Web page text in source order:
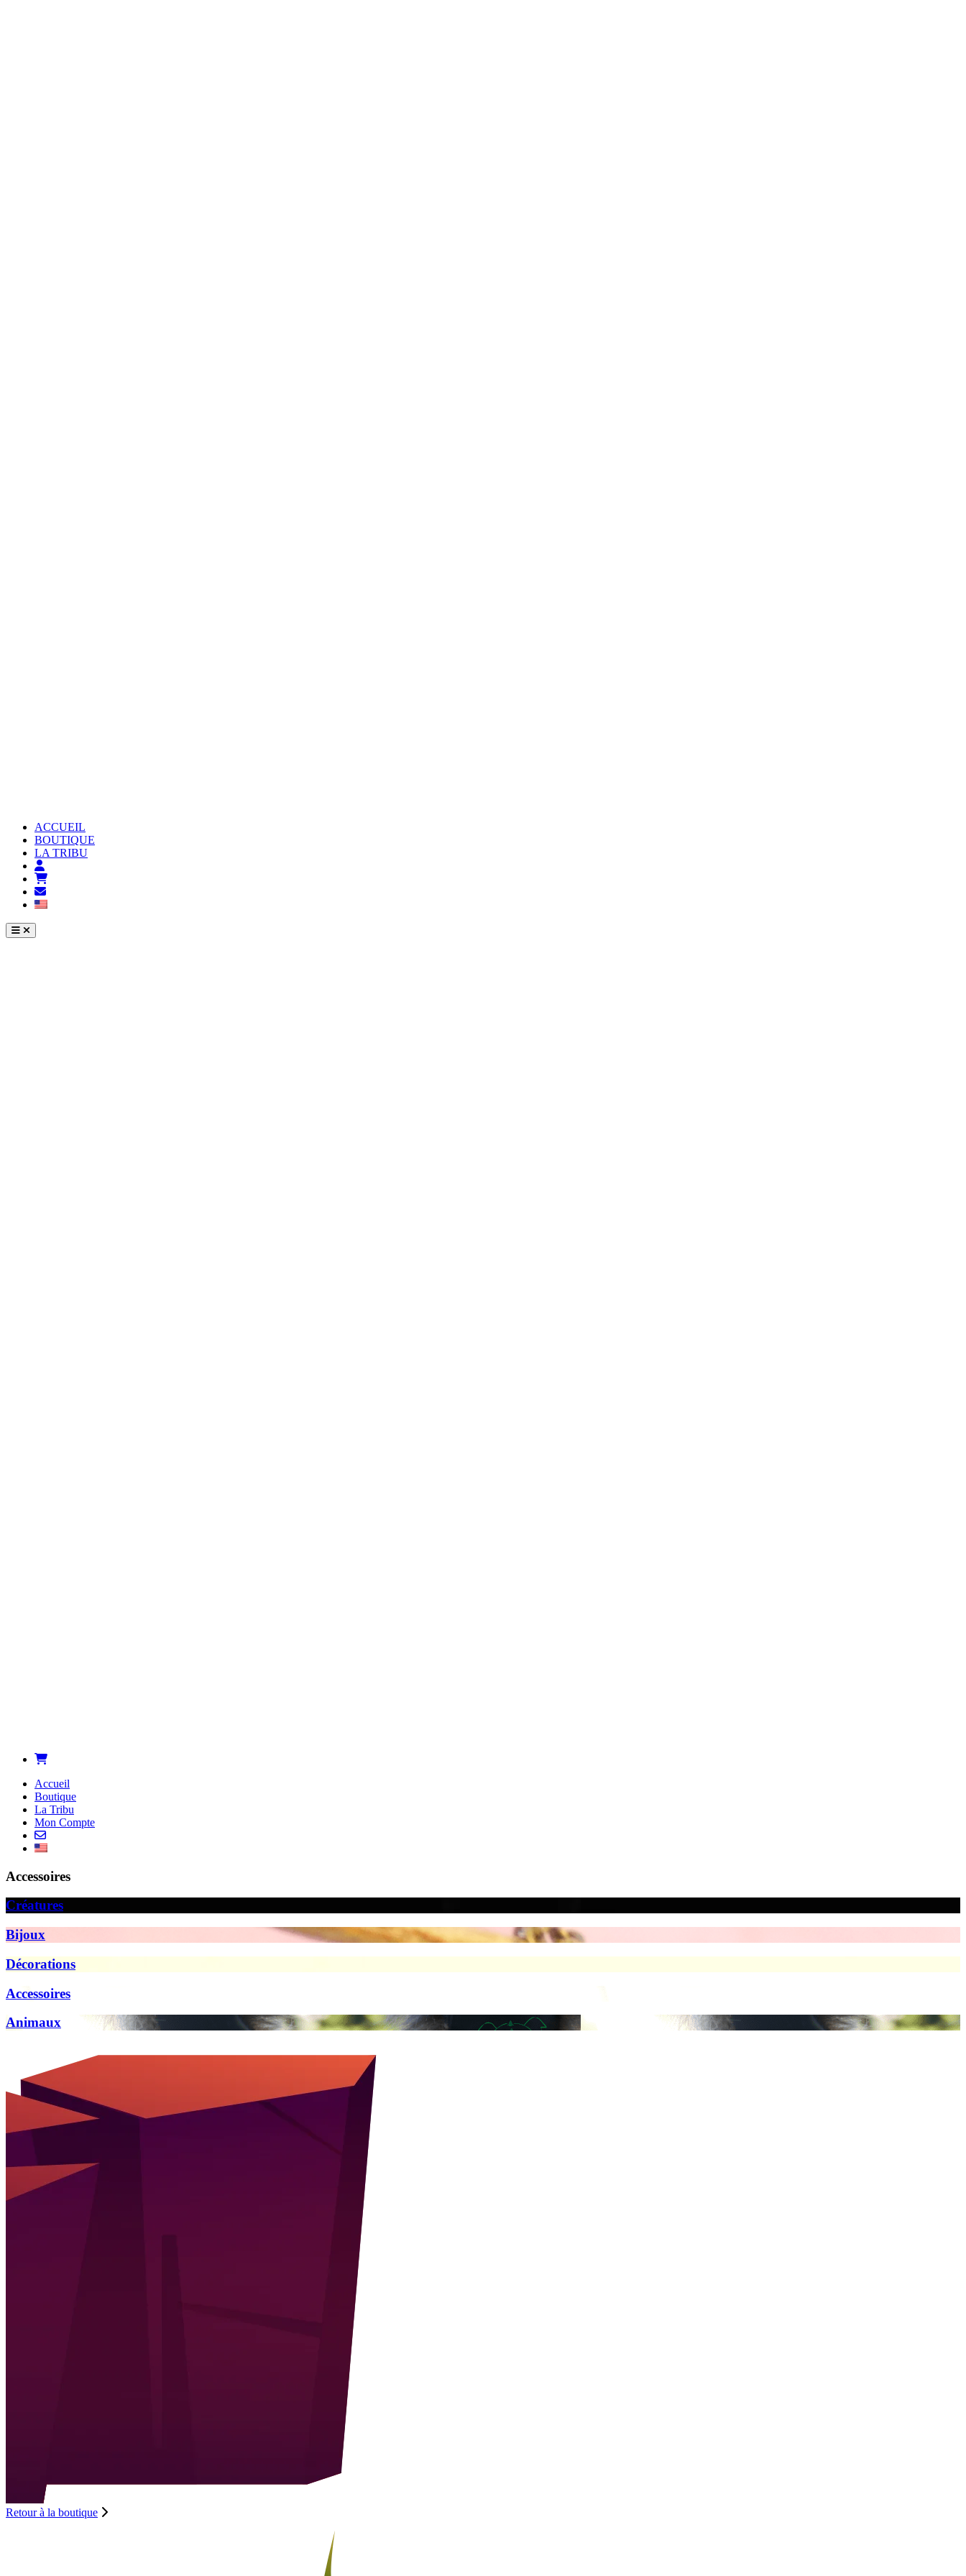
ACCUEIL
BOUTIQUE
LA TRIBU
Accueil
Boutique
La Tribu
Mon Compte
Accessoires
Créatures
Bijoux
Décorations
Accessoires
Animaux
Retour à la boutique